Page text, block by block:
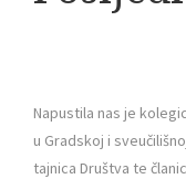
Napustila nas je
u Gradskoj i
tajnica Društva te